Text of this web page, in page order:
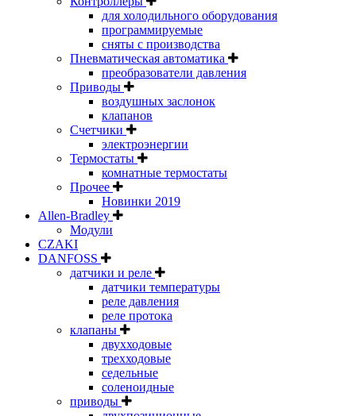
для холодильного оборудования
программируемые
сняты с производства
Пневматическая автоматика
преобразователи давления
Приводы
воздушных заслонок
клапанов
Счетчики
электроэнергии
Термостаты
комнатные термостаты
Прочее
Новинки 2019
Allen-Bradley
Модули
CZAKI
DANFOSS
датчики и реле
датчики температуры
реле давления
реле протока
клапаны
двухходовые
трехходовые
седельные
соленоидные
приводы